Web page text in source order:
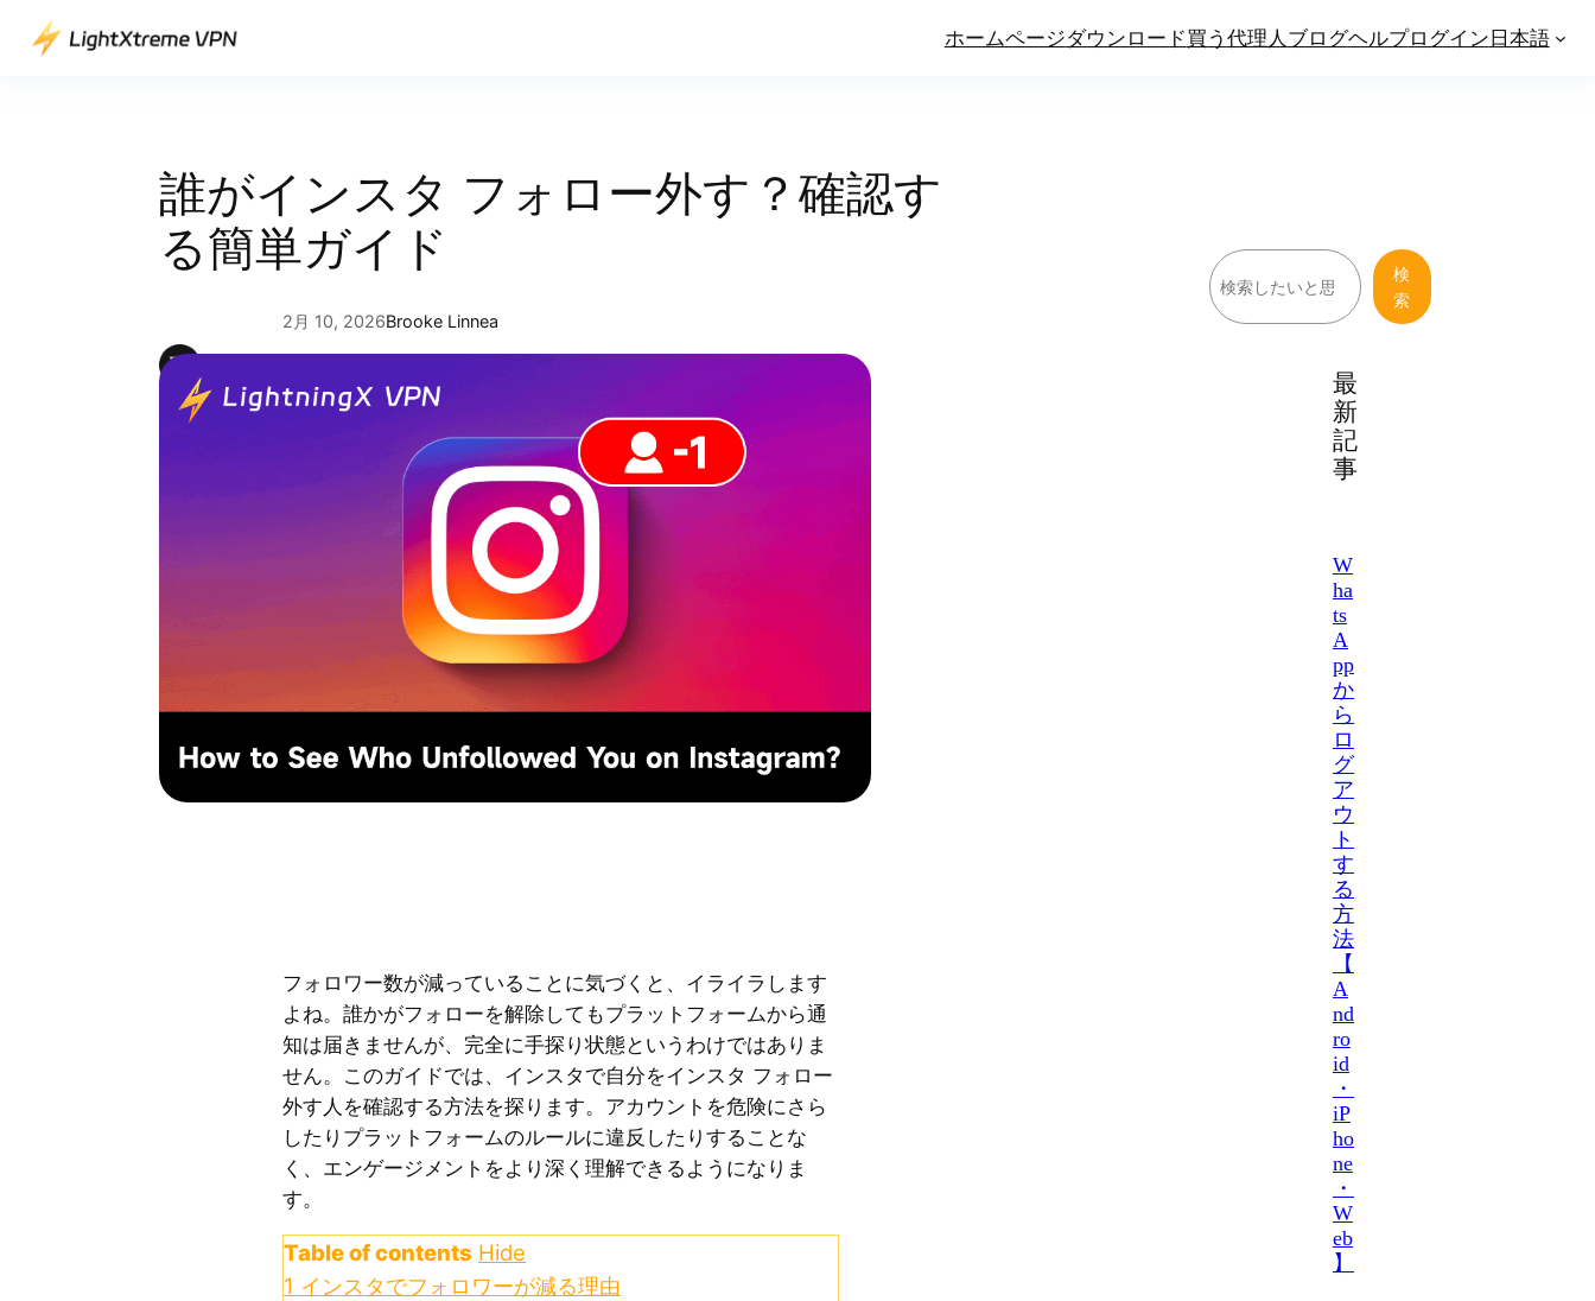
ホームページダウンロード買う 代理人 ブログヘルプログイン日本語
誰がインスタ フォロー外す？確認す
る簡単ガイド
2月 10, 2026Brooke Linnea
フォロワー数が減っていることに気づくと、イライラします
よね。誰かがフォローを解除してもプラットフォームから通
知は届きませんが、完全に手探り状態というわけではありま
せん。このガイドでは、インスタで自分をインスタ フォロー
外す人を確認する方法を探ります。アカウントを危険にさら
したりプラットフォームのルールに違反したりすることな
く、エンゲージメントをより深く理解できるようになりま
す。
Table of contents Hide
1 インスタでフォロワーが減る理由
検
索
検
索
最
新
記
事
W
ha
ts
A
pp
か
ら
ロ
グ
ア
ウ
ト
す
る
方
法
【
A
nd
ro
id
・
iP
ho
ne
・
W
eb
】